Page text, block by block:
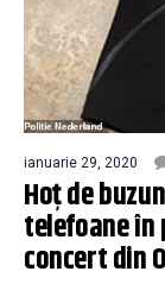
ianuarie 29, 2020
Hoț de
telefoane
concert din